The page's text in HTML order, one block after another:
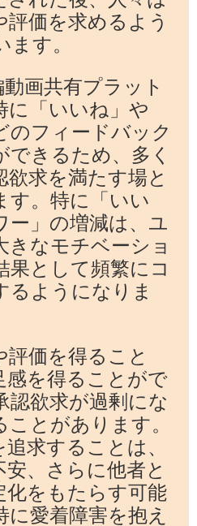
価を求めるよう
ます。
画共有プラット
に「いいね」や
のフィードバック
できるため、多く
求を満たす場と
す。特に「いい
」の増減は、ユ
きなモチベーショ
果として頻繁にコ
るようになりま
評価を得ること
感を得ることがで
認欲求が過剰にな
とがあります。
求することは、
、さらに他者と
化をもたらす可能
愛着障害を抱え